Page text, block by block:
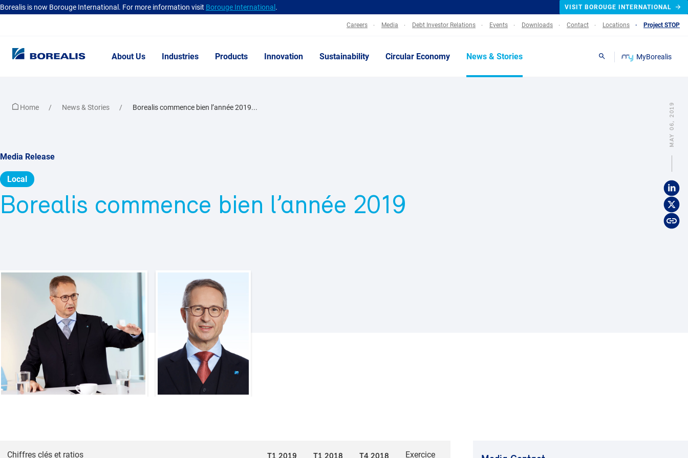
Borealis is now Borouge International. For more information visit Borouge International. VISIT BOROUGE INTERNATIONAL
Careers Media Debt Investor Relations Events Downloads Contact Locations Project STOP
About Us Industries Products Innovation Sustainability Circular Economy News & Stories Search MyBorealis
MAY 06, 2019
Media Release
Local
Borealis commence bien l’année 2019
Home News & Stories Borealis commence bien l’année 2019...
Chiffres clés et ratios T1 2019 T1 2018 T4 2018 Exercice